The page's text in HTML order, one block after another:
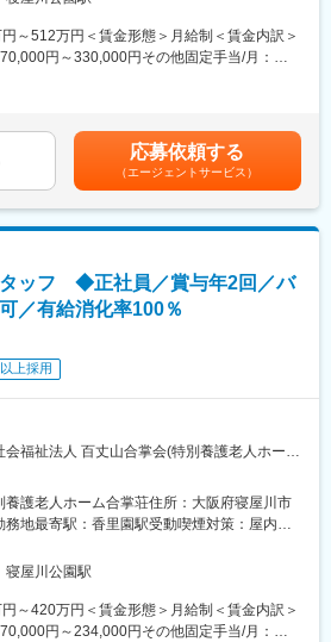
総合的に提供する社会福祉法人です。特別養
荘」を中心に、デイサービス、訪問介護、居
住宅「サンサーラ」などを運営しています。
だけでなく家族の負担軽減にも貢献していま
リング・契約等
を実施します。
合掌会は、大阪府寝屋川市を拠点に、高齢者
総合的に提供する社会福祉法人です。特別養
開しています。地域密着型の福祉サービスを
だけでなく家族の負担軽減にも貢献していま
める業務
～512万円＜賃金形態＞月給制＜賃金内訳＞
円～330,000円その他固定手当/月：
10,000円■昇給：あり ■賞与：年2回 賞与月
実績)賃金はあくまでも目安の金額であり、
る可能性があります。月給(月額)は固定手当を
応募依頼する
（エージェントサービス）
タッフ ◆正社員／賞与年2回／バ
／有給消化率100％
上採用
会福祉法人 百丈山合掌会(特別養護老人ホー
（定員70床、ショートステイ5床）の入居者
護業務を行っていただきます。
養護老人ホーム合掌荘住所：大阪府寝屋川市
地最寄駅：香里園駅受動喫煙対策：屋内全
会社の定める事業所
寝屋川公園駅
～420万円＜賃金形態＞月給制＜賃金内訳＞
円～234,000円その他固定手当/月：